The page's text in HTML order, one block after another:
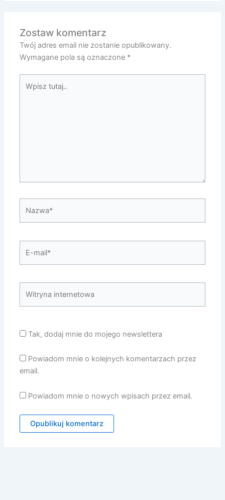
Zostaw komentarz
Twój adres email nie zostanie opublikowany.
Wymagane pola są oznaczone *
tutaj..
mail*
internetowa
Tak, dodaj mnie do mojego newslettera
Powiadom mnie o kolejnych komentarzach przez
email.
Powiadom mnie o nowych wpisach przez email.